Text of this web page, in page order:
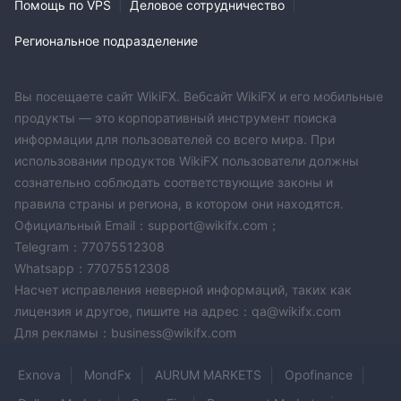
перевод, и вывод средств обычно также обрабатывается в
течение 1 часа.
комиссий, что делает ее предпочтительным методом для
многих трейдеров.
Litecoin
: Подобно Bitcoin и Ethereum, Litecoin предлагает
быстрые и недорогие транзакции, что делает его
выводов.
Альткоины: Race Option поддерживает различные
альтернативные криптовалюты помимо Биткоина и
Эфириума. Предлагая мгновенные транзакции без
комиссий, варианты вывода могут быть ограничены
определенными альткоинами.
позволяющий осуществлять безопасные и удобные онлайн-
Помощь по VPS Деловое сотрудничество
Региональное подразделение
Вы посещаете сайт WikiFX. Вебсайт WikiFX и его мобильные
продукты — это корпоративный инструмент поиска
информации для пользователей со всего мира. При
использовании продуктов WikiFX пользователи должны
сознательно соблюдать соответствующие законы и
правила страны и региона, в котором они находятся.
Официальный Email：support@wikifx.com；
Telegram：77075512308
Whatsapp：77075512308
Насчет исправления неверной информаций, таких как
лицензия и другое, пишите на адрес：qa@wikifx.com
Для рекламы：business@wikifx.com
Exnova MondFx AURUM MARKETS
Opofinance